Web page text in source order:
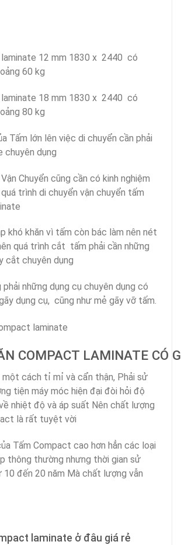
12 mm 1830 x 2440 có
60 kg
18 mm 1830 x 2440 có
80 kg
Tấm lớn lên việc di chuyển cần phải
chuyên dụng
Chuyển cũng cần có kinh nghiệm
trình di chuyển vận chuyển tấm
khó khăn vì tấm còn bác làm nên nét
quá trình cắt tấm phải cần những
cắt chuyên dụng
phải những dụng cụ chuyên dụng có
dụng cụ, cũng như mẻ gãy vỡ tấm.
COMPACT LAMINATE CÓ
cách tỉ mỉ và cẩn thận, Phải sử
tiện máy móc hiện đại đòi hỏi độ
nhiệt độ và áp suất Nên chất lượng
là rất tuyệt vời
Tấm Compact cao hơn hẳn các loại
thông thường nhưng thời gian sử
đến 20 năm Mà chất lượng vẫn
laminate ở đâu giá rẻ